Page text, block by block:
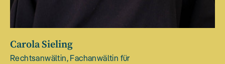
Carola Sieling
Rechtsanwältin, Fachanwältin für